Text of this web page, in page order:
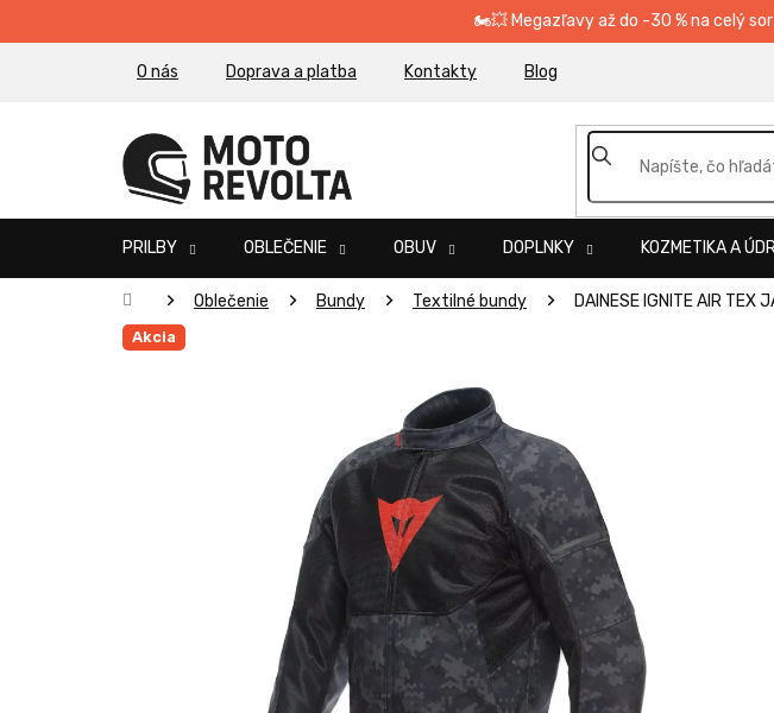
🏍️💥 Megazľavy až do -30 % na celý
O nás Doprava a platba Kontakty Blog
PRILBY OBLEČENIE OBUV DOPLNKY KOZMETIKA A
DomovOblečenie Bundy Textilné bundy DAINESE IGNITE AIR TEX
Akcia